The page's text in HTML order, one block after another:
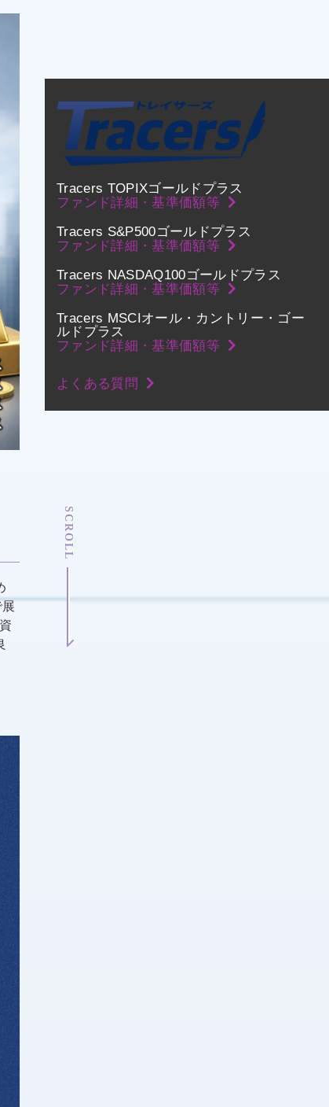
Tracers TOPIXゴールドプラス
ファンド詳細・基準価額等
Tracers S&P500ゴールドプラス
ファンド詳細・基準価額等
Tracers NASDAQ100ゴールドプラス
ファンド詳細・基準価額等
Tracers MSCIオール・カントリー・ゴー
ルドプラス
ファンド詳細・基準価額等
よくある質問
SCROLL